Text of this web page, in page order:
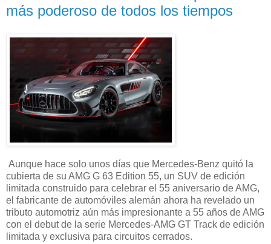
más poderoso de todos los tiempos
Aunque hace solo unos días que Mercedes-Benz quitó la
cubierta de su AMG G 63 Edition 55, un SUV de edición
limitada construido para celebrar el 55 aniversario de AMG,
el fabricante de automóviles alemán ahora ha revelado un
tributo automotriz aún más impresionante a 55 años de AMG
con el debut de la serie Mercedes‑AMG GT Track de edición
limitada y exclusiva para circuitos cerrados.